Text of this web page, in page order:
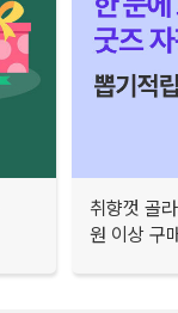
취향껏 골
원 이상 구